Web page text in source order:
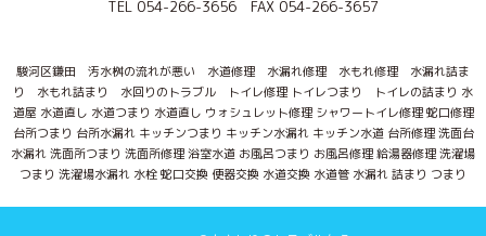
TEL 054-266-3656 FAX 054-266-3657
駿河区鎌田 汚水桝の流れが悪い 水道修理 水漏れ修理 水もれ修理 水漏れ詰ま
り 水もれ詰まり 水回りのトラブル トイレ修理 トイレつまり トイレの詰まり 水
道屋 水道直し 水道つまり 水道直し ウォシュレット修理 シャワートイレ修理 蛇口修理
台所つまり 台所水漏れ キッチンつまり キッチン水漏れ キッチン水道 台所修理 洗面台
水漏れ 洗面所つまり 洗面所修理 浴室水道 お風呂つまり お風呂修理 給湯器修理 洗濯場
つまり 洗濯場水漏れ 水栓 蛇口交換 便器交換 水道交換 水道管 水漏れ 詰まり つまり